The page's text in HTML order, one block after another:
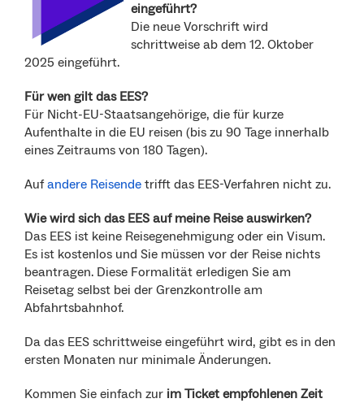
eingeführt?
Die neue Vorschrift wird
schrittweise ab dem 12. Oktober
2025 eingeführt.
Für wen gilt das EES?
Für Nicht-EU-Staatsangehörige, die für kurze
Aufenthalte in die EU reisen (bis zu 90 Tage innerhalb
eines Zeitraums von 180 Tagen).
Aufandere Reisende trifft das EES-Verfahren nicht zu.
Wie wird sich das EES auf meine Reise auswirken?
Das EES ist keine Reisegenehmigung oder ein Visum.
Es ist kostenlos und Sie müssen vor der Reise nichts
beantragen. Diese Formalität erledigen Sie am
Reisetag selbst bei der Grenzkontrolle am
Abfahrtsbahnhof.
Da das EES schrittweise eingeführt wird, gibt es in den
ersten Monaten nur minimale Änderungen.
Kommen Sie einfach zur im Ticket empfohlenen Zeit